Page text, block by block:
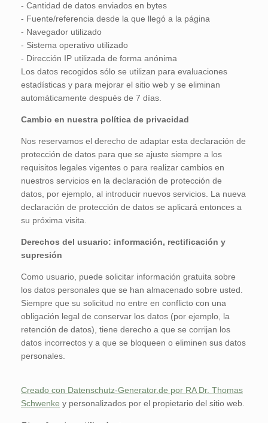
- Cantidad de datos enviados en bytes
- Fuente/referencia desde la que llegó a la página
- Navegador utilizado
- Sistema operativo utilizado
- Dirección IP utilizada de forma anónima
Los datos recogidos sólo se utilizan para evaluaciones
estadísticas y para mejorar el sitio web y se eliminan
automáticamente después de 7 días.
Cambio en nuestra política de privacidad
Nos reservamos el derecho de adaptar esta declaración de
protección de datos para que se ajuste siempre a los
requisitos legales vigentes o para realizar cambios en
nuestros servicios en la declaración de protección de
datos, por ejemplo, al introducir nuevos servicios. La nueva
declaración de protección de datos se aplicará entonces a
su próxima visita.
Derechos del usuario: información, rectificación y
supresión
Como usuario, puede solicitar información gratuita sobre
los datos personales que se han almacenado sobre usted.
Siempre que su solicitud no entre en conflicto con una
obligación legal de conservar los datos (por ejemplo, la
retención de datos), tiene derecho a que se corrijan los
datos incorrectos y a que se bloqueen o eliminen sus datos
personales.
Creado con Datenschutz-Generator.de por RA Dr. Thomas
Schwenke y personalizados por el propietario del sitio web.